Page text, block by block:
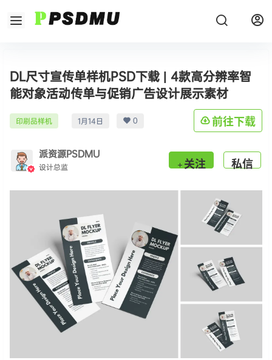
DL尺寸宣传单样机PSD下载 | 4款高分辨率智
能对象活动传单与促销广告设计展示素材
印刷品样机 1月14日 0 前往下载
派资源PSDMU
设计总监 关注 私信